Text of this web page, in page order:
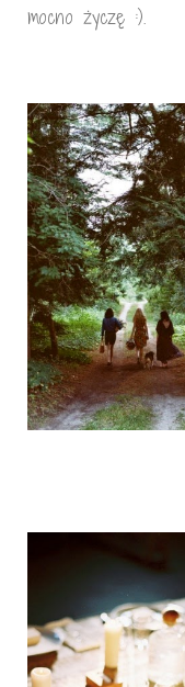
mocno życzę :).